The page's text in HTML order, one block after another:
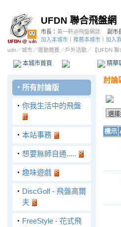
UFDN 聯合飛盤網
市長： 黃一軒@飛盤網誌
副市
加入本城市
推薦本城市 加入
udn／城市／運動競賽／戶外活動／ 【UFDN
本城市首頁 精華
‧ 所有討論版
‧ 你我生活中的飛盤
‧ 本站事務
‧ 想要無師自通.....
‧ 趣味遊戲
‧ DiscGolf - 飛盤高爾
夫
‧ FreeStyle - 花式飛
討論
標示